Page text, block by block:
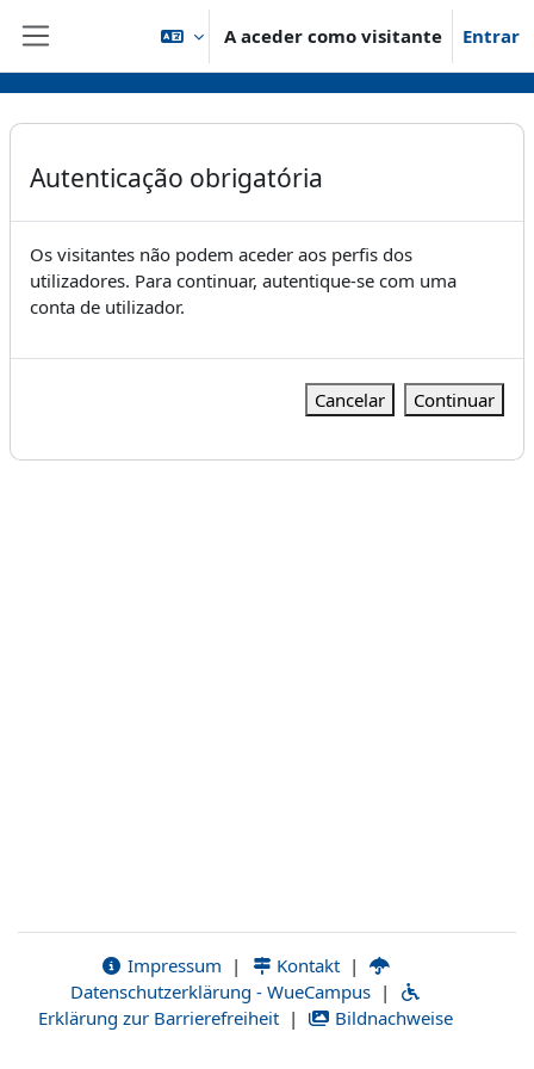
Ir para o conteúdo principal
A aceder como visitante Entrar
Autenticação obrigatória
Os visitantes não podem aceder aos perfis dos
utilizadores. Para continuar, autentique-se com uma
conta de utilizador.
Cancelar Continuar
Impressum | Kontakt |
Datenschutzerklärung - WueCampus |
Erklärung zur Barrierefreiheit | Bildnachweise